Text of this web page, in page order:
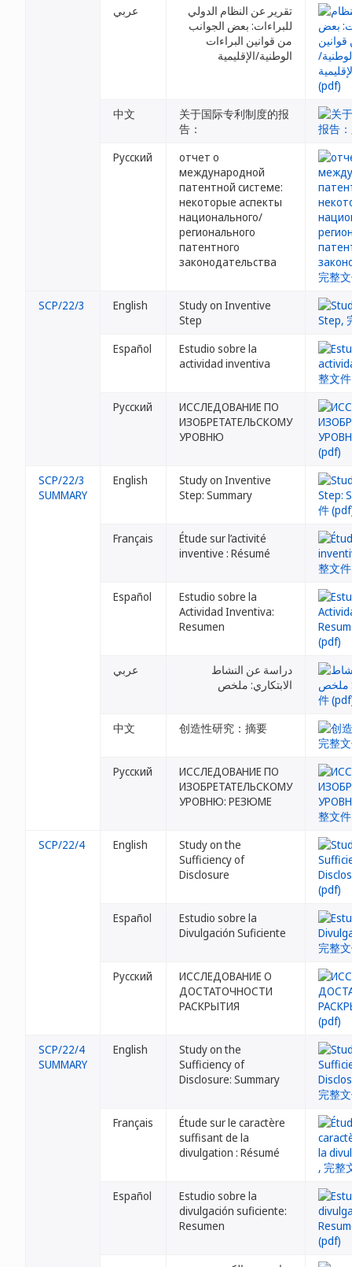
عربي
تقرير عن النظام الدولي
للبراءات: بعض الجوانب
من قوانين البراءات
الوطنية/الإقليمية
中文
关于国际专利制度的报
告：
Русский
отчет о
международной
патентной системе:
некоторые аспекты
национального/
регионального
патентного
законодательства
SCP/22/3 English
Study on Inventive
Step
Español
Estudio sobre la
actividad inventiva
Русский
ИССЛЕДОВАНИЕ ПО
ИЗОБРЕТАТЕЛЬСКОМУ
УРОВНЮ
SCP/22/3
SUMMARY
English
Study on Inventive
Step: Summary
Français
Étude sur l’activité
inventive : Résumé
Español
Estudio sobre la
Actividad Inventiva:
Resumen
عربي
دراسة عن النشاط
الابتكاري: ملخص
中文 创造性研究：摘要
Русский
ИССЛЕДОВАНИЕ ПО
ИЗОБРЕТАТЕЛЬСКОМУ
УРОВНЮ: РЕЗЮМЕ
SCP/22/4 English
Study on the
Sufficiency of
Disclosure
Español
Estudio sobre la
Divulgación Suficiente
Русский
ИССЛЕДОВАНИЕ О
ДОСТАТОЧНОСТИ
РАСКРЫТИЯ
SCP/22/4
SUMMARY
English
Study on the
Sufficiency of
Disclosure: Summary
Français
Étude sur le caractère
suffisant de la
divulgation : Résumé
Español
Estudio sobre la
divulgación suficiente:
Resumen